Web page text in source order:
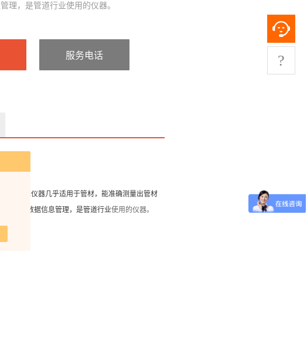
理，是管道行业使用的仪器。
服务电话
器，本仪器几乎适用于管材，能准确测量出管材
，实现数据信息管理，是管道行业使用的仪器。
?